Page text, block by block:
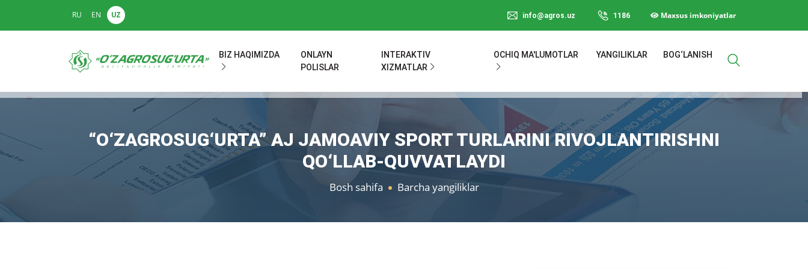
RU EN UZ info@agros.uz 1186 Maxsus imkoniyatlar
BIZ HAQIMIZDA
ONLAYN
POLISLAR
INTERAKTIV
XIZMATLAR
OCHIQ MA'LUMOTLAR YANGILIKLAR BOG‘LANISH
“O‘ZAGROSUG‘URTA” AJ JAMOAVIY SPORT TURLARINI RIVOJLANTIRISHNI
QO‘LLAB-QUVVATLAYDI
Bosh sahifa Barcha yangiliklar